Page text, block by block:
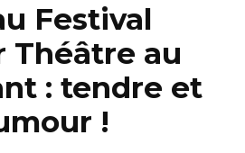
Festival
Théâtre au
: tendre et
!